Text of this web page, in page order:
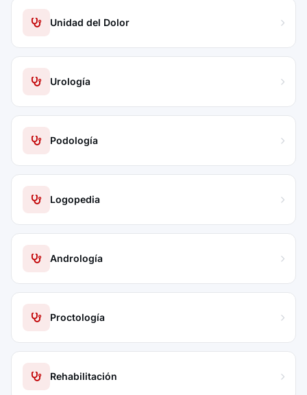
Unidad del Dolor
Urología
Podología
Logopedia
Andrología
Proctología
Rehabilitación